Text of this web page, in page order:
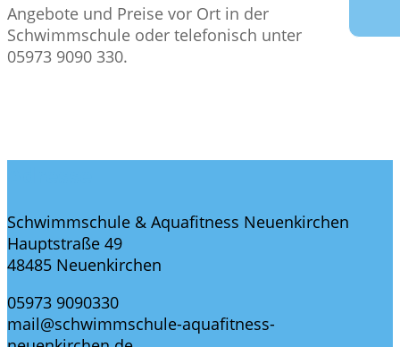
Angebote und Preise vor Ort in der
Schwimmschule oder telefonisch unter
05973 9090 330.
Schwimmschule & Aquafitness Neuenkirchen
Hauptstraße 49
48485 Neuenkirchen
05973 9090330
mail@schwimmschule-aquafitness-